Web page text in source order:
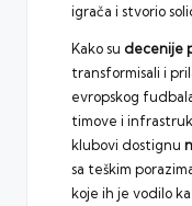
igrača i stvorio
Kako su decenije
transformisali i
evropskog
timove i
klubovi dostignu
sa teškim
koje ih je vodilo